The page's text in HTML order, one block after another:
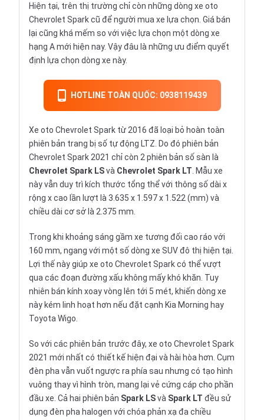
Hiện tại, trên thị trường chỉ còn những dòng xe oto
Chevrolet Spark cũ để người mua xe lựa chọn. Giá bán
lại cũng khá mếm so với việc lựa chọn một dòng xe
hạng A mới hiện nay. Vậy đâu là những ưu điểm quyết
định lựa chọn dòng xe này.
HOTLINE TOÀN QUỐC: 0938119439
Xe oto Chevrolet Spark từ 2016 đã loại bỏ hoàn toàn
phiên bản trang bị số tự động LTZ. Do đó phiên bản
Chevrolet Spark 2021 chỉ còn 2 phiên bản số sàn là
Chevrolet Spark LSvà Chevrolet Spark LT. Mẫu xe
này vẫn duy trì kích thước tổng thể với thông số dài x
rộng x cao lần lượt là 3.635 x 1.597 x 1.522 (mm) và
chiều dài cơ sở là 2.375 mm.
Trong khi khoảng sáng gầm xe tương đối cao ráo với
160 mm, ngang với một số dòng xe SUVđô thị hiện tại.
Lợi thế này giúp xe oto Chevrolet Spark có thể vượt
qua các đoạn đường xấu không mấy khó khăn. Tuy
nhiên bán kính xoay vòng lên tới 5 mét, khiến dòng xe
này kém linh hoạt hơn nếu đặt cạnh Kia Morning hay
Toyota Wigo.
So với các phiên bản trước đây, xe oto Chevrolet Spark
2021 mới nhất có thiết kế hiện đại và hài hòa hơn. Cụm
đèn pha vẫn vuốt ngược ra phía sau nhưng có tạo hình
vuông thay vì hình tròn, mang lại vẻ cứng cáp cho phần
đầu xe. Cả hai phiên bản Spark LSvà Spark LT đều sử
dụng đèn pha halogen với chóa phản xạ đa chiều